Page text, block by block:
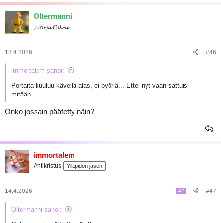
a
k
t
i
o
:
Oltermanni
𝓐𝓲𝓽𝓸 𝓳𝓪 𝓞𝓲𝓴𝓮𝓪
13.4.2026 #46
immortalem sanoi:
Portaita kuuluu kävellä alas, ei pyöriä... Ettei nyt vaan sattuis
mitään...
Onko jossain päätetty näin?
immortalem
Antikristus Ylläpidon jäsen
14.4.2026 AP #47
Oltermanni sanoi: